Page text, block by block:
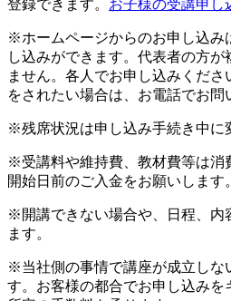
登録できます。 お子様の受講申し
※ホームページからのお申し込み
し込みができます。代表者の方が
ません。各人でお申し込みくだ
をされたい場合は、お電話でお問
※残席状況は申し込み手続き中に
※受講料や維持費、教材費等は消
開始日前のご入金をお願いします。
※開講できない場合や、日程、内
ます。
※当社側の事情で講座が成立しな
す。お客様の都合でお申し込みを